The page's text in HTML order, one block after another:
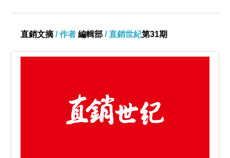
直銷文摘/ 作者 編輯部 / 直銷世紀第31期